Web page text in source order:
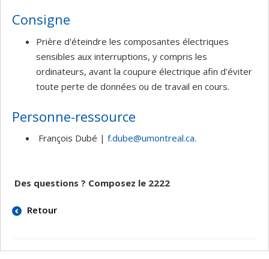
Consigne
Prière d'éteindre les composantes électriques
sensibles aux interruptions, y compris les
ordinateurs, avant la coupure électrique afin d'éviter
toute perte de données ou de travail en cours.
Personne-ressource
François Dubé | f.dube@umontreal.ca.
Des questions ? Composez le 2222
Retour